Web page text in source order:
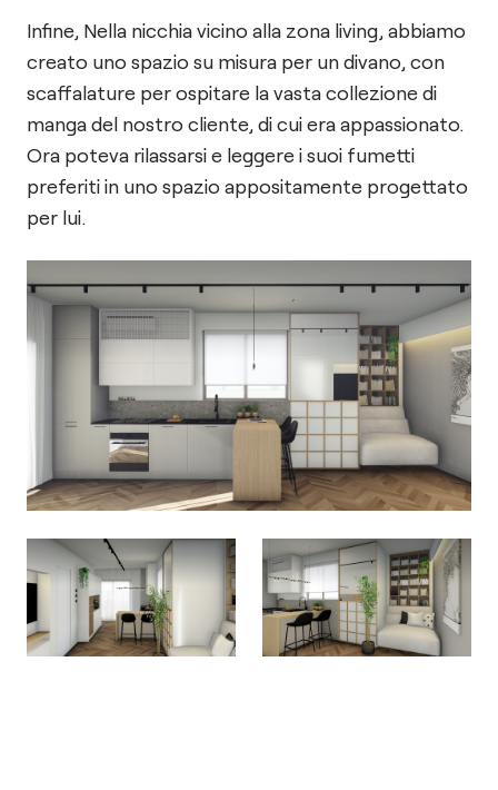
Infine, Nella nicchia vicino alla zona living, abbiamo
creato uno spazio su misura per un divano, con
scaffalature per ospitare la vasta collezione di
manga del nostro cliente, di cui era appassionato.
Ora poteva rilassarsi e leggere i suoi fumetti
preferiti in uno spazio appositamente progettato
per lui.